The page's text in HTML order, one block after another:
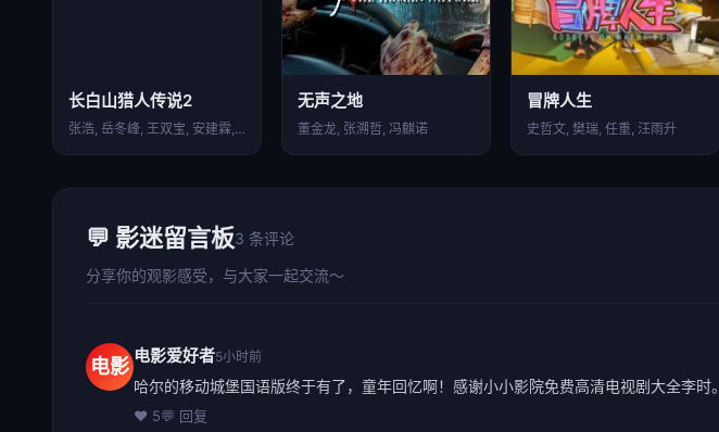
长白山猎人传说2
张浩, 岳冬峰, 王双宝, 安建霖, 岳训宇
无声之地
董金龙, 张溯哲, 冯麒诺
冒牌人生
史哲文, 樊瑞, 任重, 汪雨升
💬 影迷留言板3 条评论
分享你的观影感受，与大家一起交流～
电影 电影爱好者5小时前
哈尔的移动城堡国语版终于有了，童年回忆啊！感谢小小影院免费高清电视剧大全李时。
❤️ 5💬 回复